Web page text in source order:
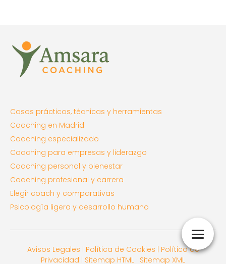
Casos prácticos, técnicas y herramientas
Coaching en Madrid
Coaching especializado
Coaching para empresas y liderazgo
Coaching personal y bienestar
Coaching profesional y carrera
Elegir coach y comparativas
Psicología ligera y desarrollo humano
Avisos Legales | Política de Cookies | Política de
Privacidad | Sitemap HTML · Sitemap XML